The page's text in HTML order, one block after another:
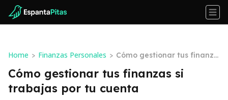
Home > Finanzas Personales > Cómo gestionar tus finanza
s si trabajas por tu cuenta
Cómo gestionar tus finanzas si
trabajas por tu cuenta